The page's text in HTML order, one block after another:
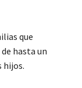
que
hasta un
hijos.